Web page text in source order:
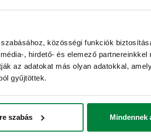
közösségi funkciók
, hirdető- és elemező partnereinkkel
az adatokat más olyan adatokkal,
gyűjtöttek.
szabás Mindennek
(Qp)
Tender szövege